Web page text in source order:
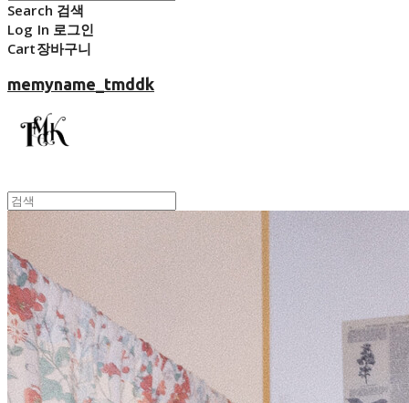
Search 검색
Log In 로그인
Cart장바구니
memyname_tmddk